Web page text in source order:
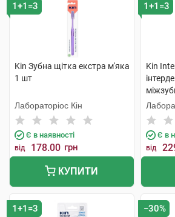
1+1=3
Kin Зубна щітка екстра м'яка
1 шт
Лабораторіос Кін
Є в наявності
від 178.00 грн
КУПИТИ
1+1=3
Kin
6 шт
Є в
від
1+1=3 −30%